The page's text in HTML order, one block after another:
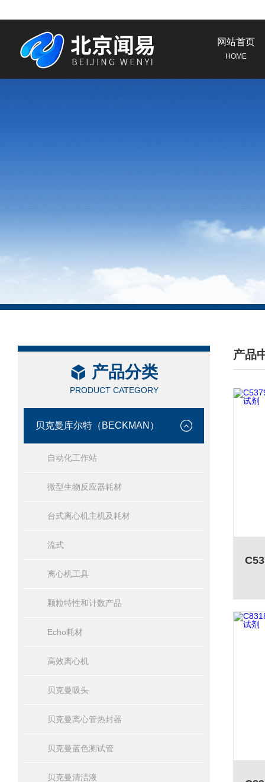
网站首页
HOME
产品分类
PRODUCT CATEGORY
贝克曼库尔特（BECKMAN）
自动化工作站
微型生物反应器耗材
台式离心机主机及耗材
流式
离心机工具
颗粒特性和计数产品
Echo耗材
高效离心机
贝克曼吸头
贝克曼离心管热封器
贝克曼蓝色测试管
贝克曼清洁液
产品
/